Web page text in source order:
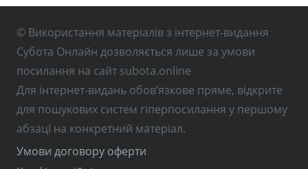
© Використання матеріалів з інтернет-видання
Субота Онлайн дозволяється лише за умови
посилання на сайт subota.online
Для інтернет-видань обов’язкове пряме, відкрите
для пошукових систем гіперпосилання у першому
абзаці на конкретний матеріал.
Умови договору оферти